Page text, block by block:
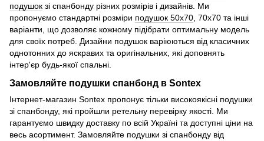
подушок зі спанбонду різних розмірів і дизайнів. Ми
пропонуємо стандартні розміри подушок 50х70, 70х70 та інші
варіанти, що дозволяє кожному підібрати оптимальну модель
для своїх потреб. Дизайни подушок варіюються від класичних
однотонних до яскравих та оригінальних, які доповнять
інтер'єр будь-якої спальні.
Замовляйте подушки спанбонд в Sontex
Інтернет-магазин Sontex пропонує тільки високоякісні подушки
зі спанбонду, які пройшли ретельну перевірку якості. Ми
гарантуємо швидку доставку по всій Україні та доступні ціни на
весь асортимент. Замовляйте подушки зі спанбонду від